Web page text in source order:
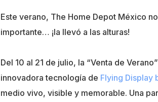
Este verano, The Home Depot México
importante… ¡la llevó a las alturas!
Del 10 al 21 de julio, la “Venta de
innovadora tecnología de Flying Display
medio vivo, visible y memorable. Una